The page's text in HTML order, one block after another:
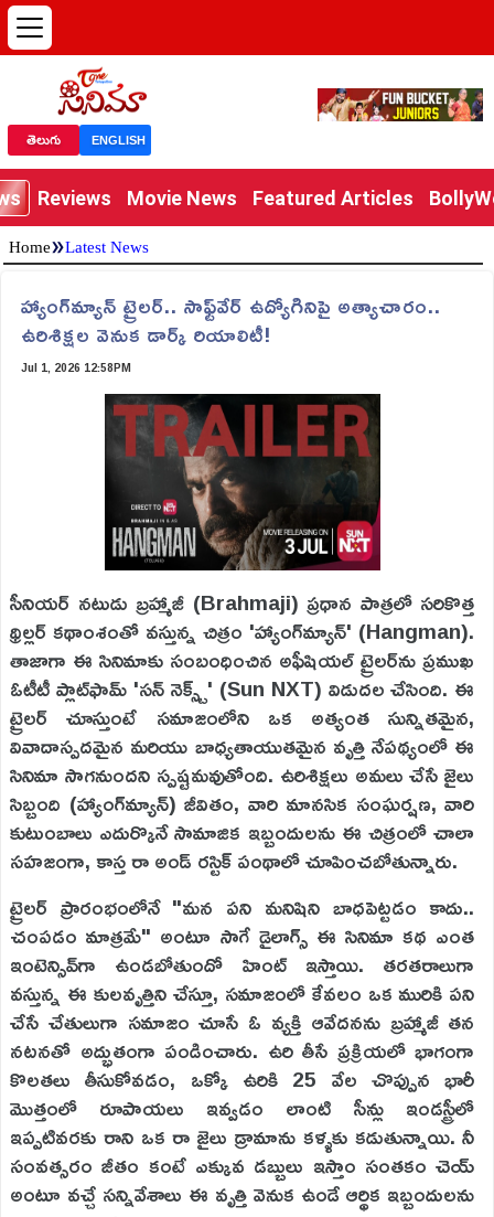
తెలుగు ENGLISH
Reviews Movie News Featured Articles
Home»Latest News
హ్యాంగ్‌మ్యాన్ ట్రైలర్.. సాఫ్ట్‌వేర్ ఉద్యోగినిపై అత్యాచారం..
ఉరిశిక్షల వెనుక డార్క్ రియాలిటీ!
Jul 1, 2026 12:58PM
సీనియర్ నటుడు బ్రహ్మాజీ (Brahmaji) ప్రధాన పాత్రలో సరికొత్త
థ్రిల్లర్ కథాంశంతో వస్తున్న చిత్రం 'హ్యాంగ్‌మ్యాన్' (Hangman).
తాజాగా ఈ సినిమాకు సంబంధించిన అఫీషియల్ ట్రైలర్‌ను ప్రముఖ
ఓటీటీ ప్లాట్‌ఫామ్ 'సన్ నెక్స్ట్' (Sun NXT) విడుదల చేసింది. ఈ
ట్రైలర్ చూస్తుంటే సమాజంలోని ఒక అత్యంత సున్నితమైన,
వివాదాస్పదమైన మరియు బాధ్యతాయుతమైన వృత్తి నేపథ్యంలో ఈ
సినిమా సాగనుందని స్పష్టమవుతోంది. ఉరిశిక్షలు అమలు చేసే జైలు
సిబ్బంది (హ్యాంగ్‌మ్యాన్) జీవితం, వారి మానసిక సంఘర్షణ, వారి
కుటుంబాలు ఎదుర్కొనే సామాజిక ఇబ్బందులను ఈ చిత్రంలో చాలా
సహజంగా, కాస్త రా అండ్ రస్టిక్ పంథాలో చూపించబోతున్నారు.
ట్రైలర్ ప్రారంభంలోనే "మన పని మనిషిని బాధపెట్టడం కాదు..
చంపడం మాత్రమే" అంటూ సాగే డైలాగ్స్ ఈ సినిమా కథ ఎంత
ఇంటెన్సివ్‌గా ఉండబోతుందో హింట్ ఇస్తాయి. తరతరాలుగా
వస్తున్న ఈ కులవృత్తిని చేస్తూ, సమాజంలో కేవలం ఒక మురికి పని
చేసే చేతులుగా సమాజం చూసే ఓ వ్యక్తి ఆవేదనను బ్రహ్మాజీ తన
నటనతో అద్భుతంగా పండించారు. ఉరి తీసే ప్రక్రియలో భాగంగా
కొలతలు తీసుకోవడం, ఒక్కో ఉరికి 25 వేల చొప్పున భారీ
మొత్తంలో రూపాయలు ఇవ్వడం లాంటి సీన్లు ఇండస్ట్రీలో
ఇప్పటివరకు రాని ఒక రా జైలు డ్రామాను కళ్ళకు కడుతున్నాయి. నీ
సంవత్సరం జీతం కంటే ఎక్కువ డబ్బులు ఇస్తాం సంతకం చెయ్
అంటూ వచ్చే సన్నివేశాలు ఈ వృత్తి వెనుక ఉండే ఆర్థిక ఇబ్బందులను